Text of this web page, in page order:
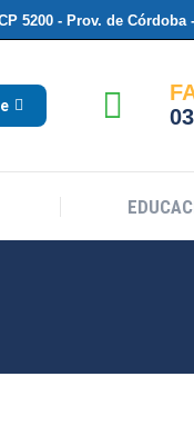
5200 - Prov. de Córdoba